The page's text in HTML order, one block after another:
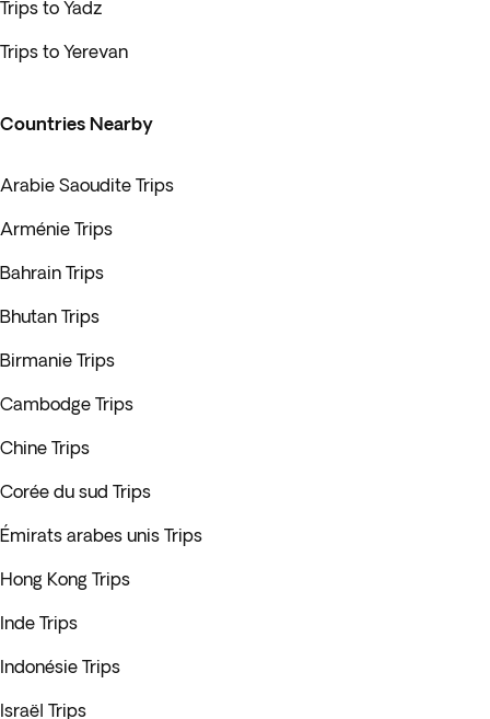
Trips to Yadz
Trips to Yerevan
Countries Nearby
Arabie Saoudite Trips
Arménie Trips
Bahrain Trips
Bhutan Trips
Birmanie Trips
Cambodge Trips
Chine Trips
Corée du sud Trips
Émirats arabes unis Trips
Hong Kong Trips
Inde Trips
Indonésie Trips
Israël Trips